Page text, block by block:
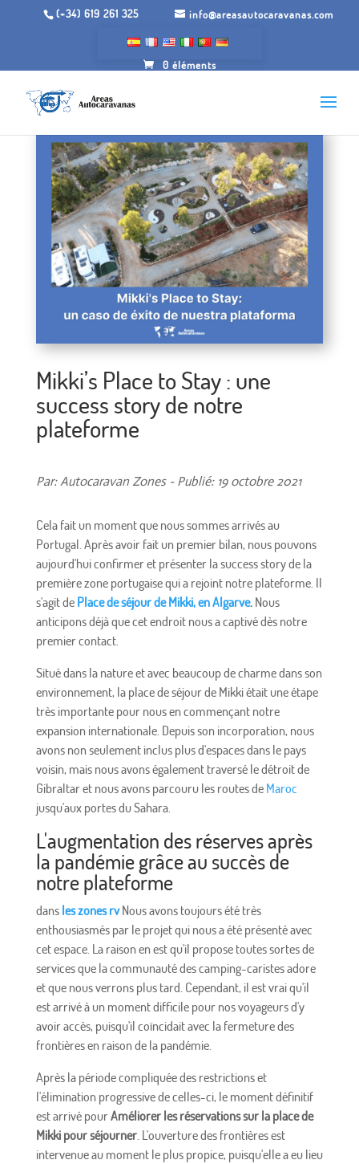
(+34) 619 261 325 info@areasautocaravanas.com
0 éléments
Mikki’s Place to Stay : une
success story de notre
plateforme
Par: Autocaravan Zones - Publié: 19 octobre 2021
Cela fait un moment que nous sommes arrivés au
Portugal. Après avoir fait un premier bilan, nous pouvons
aujourd'hui confirmer et présenter la success story de la
première zone portugaise qui a rejoint notre plateforme. Il
s'agit de Place de séjour de Mikki, en Algarve.Nous
anticipons déjà que cet endroit nous a captivé dès notre
premier contact.
Situé dans la nature et avec beaucoup de charme dans son
environnement, la place de séjour de Mikki était une étape
très importante pour nous en commençant notre
expansion internationale. Depuis son incorporation, nous
avons non seulement inclus plus d'espaces dans le pays
voisin, mais nous avons également traversé le détroit de
Gibraltar et nous avons parcouru les routes de Maroc
jusqu'aux portes du Sahara.
L'augmentation des réserves après
la pandémie grâce au succès de
notre plateforme
dans les zones rvNous avons toujours été très
enthousiasmés par le projet qui nous a été présenté avec
cet espace. La raison en est qu'il propose toutes sortes de
services que la communauté des camping-caristes adore
et que nous verrons plus tard. Cependant, il est vrai qu'il
est arrivé à un moment difficile pour nos voyageurs d'y
avoir accès, puisqu'il coïncidait avec la fermeture des
frontières en raison de la pandémie.
Après la période compliquée des restrictions et
l'élimination progressive de celles-ci, le moment définitif
est arrivé pourAméliorer les réservations sur la place de
Mikki pour séjourner. L'ouverture des frontières est
intervenue au moment le plus propice, puisqu'elle a eu lieu